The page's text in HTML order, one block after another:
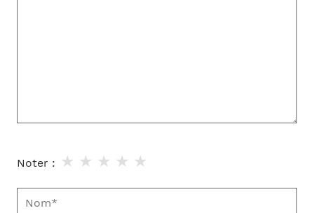
Noter : ★
★
★
★
★
Nom*